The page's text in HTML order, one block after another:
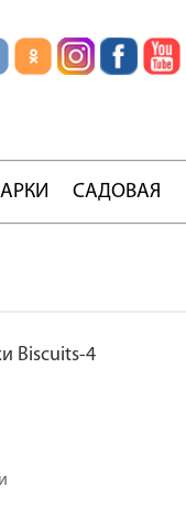
САДОВАЯ
Biscuits-4